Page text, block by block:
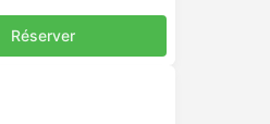
Réserver